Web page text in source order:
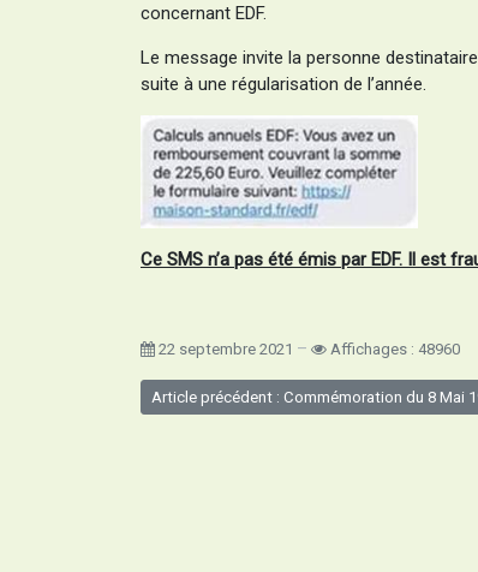
concernant EDF.
Le message invite la personne
suite à une régularisation de l’année.
Ce SMS n’a pas été émis par EDF. Il est
22 septembre 2021 Affichages : 48960
Article précédent : Commémoration du 8 Mai